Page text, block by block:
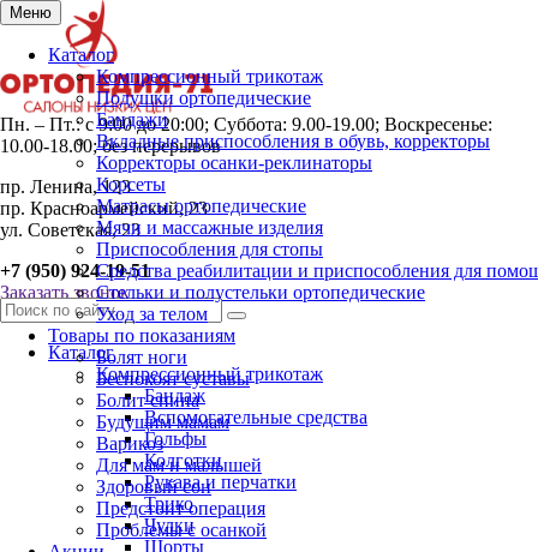
Меню
Каталог
Компрессионный трикотаж
Подушки ортопедические
Бандажи
Вкладные приспособления в обувь, корректоры
Корректоры осанки-реклинаторы
Корсеты
Матрасы ортопедические
Мячи и массажные изделия
Приспособления для стопы
Средства реабилитации и приспособления для
Стельки и полустельки ортопедические
Уход за телом
Товары по показаниям
Болят ноги
Беспокоят суставы
Болит спина
Будущим мамам
Варикоз
Для мам и малышей
Здоровый сон
Предстоит операция
Проблемы с осанкой
Пн. – Пт.: с 9:00 до 20:00; Суббота: 9.00-19.00; Воскресенье:
10.00-18.00; без перерывов
пр. Ленина, 123
пр. Красноармейский, 23
ул. Советская, 23
+7 (950) 924-19-51
Заказать звонок
Каталог
Компрессионный трикотаж
Бандаж
Вспомогательные средства
Гольфы
Колготки
Рукава и перчатки
Трико
Чулки
Шорты